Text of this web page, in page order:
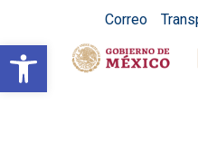
Abrir barra de
Correo